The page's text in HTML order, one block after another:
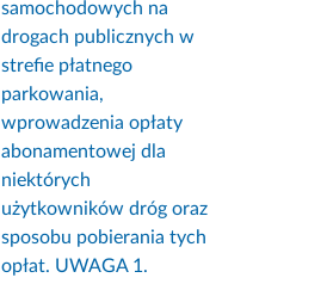
samochodowych na
drogach publicznych w
strefie płatnego
parkowania,
wprowadzenia opłaty
abonamentowej dla
niektórych
użytkowników dróg oraz
sposobu pobierania tych
opłat. UWAGA 1.